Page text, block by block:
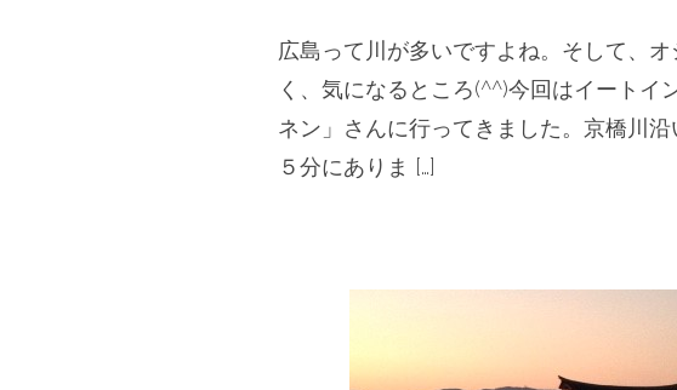
キ
屋
さ
ん】
ム
ッ
広島って川が多いですよね。そして、
く、気になるところ(^^)今回はイート
ネン」さんに行ってきました。京橋川
５分にありま […]